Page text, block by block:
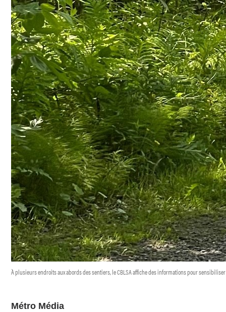
À plusieurs endroits aux abords des sentiers, le CBLSA affiche des informations pour
Métro Média